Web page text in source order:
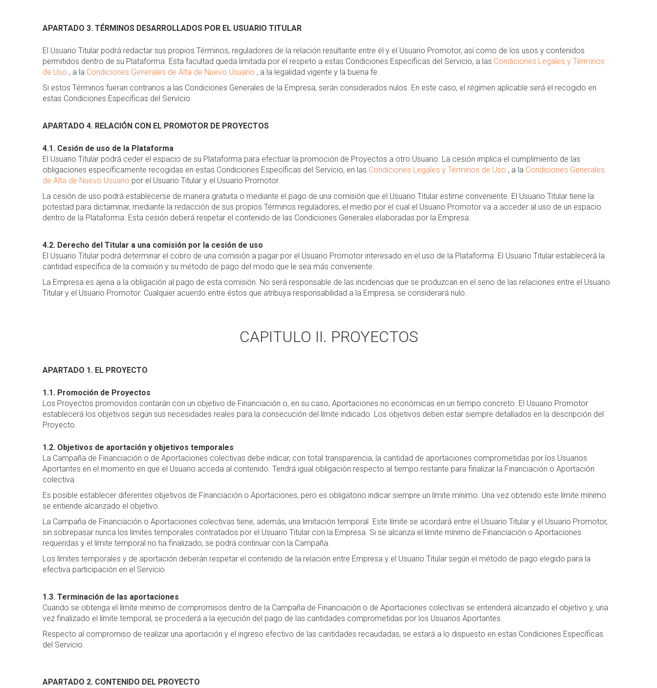
APARTADO 3. TÉRMINOS DESARROLLADOS POR EL USUARIO TITULAR
El Usuario Titular podrá redactar sus propios Términos, reguladores de la relación resultante entre él y el Usuario Promotor, así como de los usos y contenidos
permitidos dentro de su Plataforma. Esta facultad queda limitada por el respeto a estas Condiciones Específicas del Servicio, a las Condiciones Legales y Términos
de Uso , a la Condiciones Generales de Alta de Nuevo Usuario , a la legalidad vigente y la buena fe.
Si estos Términos fueran contrarios a las Condiciones Generales de la Empresa, serán considerados nulos. En este caso, el régimen aplicable será el recogido en
estas Condiciones Específicas del Servicio.
APARTADO 4. RELACIÓN CON EL PROMOTOR DE PROYECTOS
4.1. Cesión de uso de la Plataforma
El Usuario Titular podrá ceder el espacio de su Plataforma para efectuar la promoción de Proyectos a otro Usuario. La cesión implica el cumplimiento de las
obligaciones específicamente recogidas en estas Condiciones Específicas del Servicio, en las Condiciones Legales y Términos de Uso , a la Condiciones Generales
de Alta de Nuevo Usuario por el Usuario Titular y el Usuario Promotor.
La cesión de uso podrá establecerse de manera gratuita o mediante el pago de una comisión que el Usuario Titular estime conveniente. El Usuario Titular tiene la
potestad para dictaminar, mediante la redacción de sus propios Términos reguladores, el medio por el cual el Usuario Promotor va a acceder al uso de un espacio
dentro de la Plataforma. Esta cesión deberá respetar el contenido de las Condiciones Generales elaboradas por la Empresa.
4.2. Derecho del Titular a una comisión por la cesión de uso
El Usuario Titular podrá determinar el cobro de una comisión a pagar por el Usuario Promotor interesado en el uso de la Plataforma. El Usuario Titular establecerá la
cantidad específica de la comisión y su método de pago del modo que le sea más conveniente.
La Empresa es ajena a la obligación al pago de esta comisión. No será responsable de las incidencias que se produzcan en el seno de las relaciones entre el Usuario
Titular y el Usuario Promotor. Cualquier acuerdo entre éstos que atribuya responsabilidad a la Empresa, se considerará nulo.
CAPITULO II. PROYECTOS
APARTADO 1. EL PROYECTO
1.1. Promoción de Proyectos
Los Proyectos promovidos contarán con un objetivo de Financiación o, en su caso, Aportaciones no económicas en un tiempo concreto. El Usuario Promotor
establecerá los objetivos según sus necesidades reales para la consecución del límite indicado. Los objetivos deben estar siempre detallados en la descripción del
Proyecto.
1.2. Objetivos de aportación y objetivos temporales
La Campaña de Financiación o de Aportaciones colectivas debe indicar, con total transparencia, la cantidad de aportaciones comprometidas por los Usuarios
Aportantes en el momento en que el Usuario acceda al contenido. Tendrá igual obligación respecto al tiempo restante para finalizar la Financiación o Aportación
colectiva.
Es posible establecer diferentes objetivos de Financiación o Aportaciones, pero es obligatorio indicar siempre un límite mínimo. Una vez obtenido este límite mínimo
se entiende alcanzado el objetivo.
La Campaña de Financiación o Aportaciones colectivas tiene, además, una limitación temporal. Este límite se acordará entre el Usuario Titular y el Usuario Promotor,
sin sobrepasar nunca los límites temporales contratados por el Usuario Titular con la Empresa. Si se alcanza el límite mínimo de Financiación o Aportaciones
requeridas y el límite temporal no ha finalizado, se podrá continuar con la Campaña.
Los límites temporales y de aportación deberán respetar el contenido de la relación entre Empresa y el Usuario Titular según el método de pago elegido para la
efectiva participación en el Servicio.
1.3. Terminación de las aportaciones
Cuando se obtenga el límite mínimo de compromisos dentro de la Campaña de Financiación o de Aportaciones colectivas se entenderá alcanzado el objetivo y, una
vez finalizado el límite temporal, se procederá a la ejecución del pago de las cantidades comprometidas por los Usuarios Aportantes.
Respecto al compromiso de realizar una aportación y el ingreso efectivo de las cantidades recaudadas, se estará a lo dispuesto en estas Condiciones Específicas
del Servicio.
APARTADO 2. CONTENIDO DEL PROYECTO